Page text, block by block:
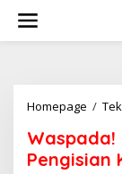
w
Homepage /
Pengisian